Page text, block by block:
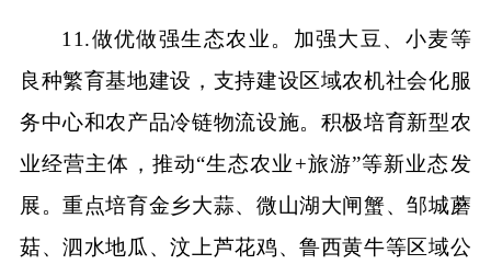
11.做优做强生态农业。加强大豆、小麦等
良种繁育基地建设，支持建设区域农机社会化服
务中心和农产品冷链物流设施。积极培育新型农
业经营主体，推动“生态农业+旅游”等新业态发
展。重点培育金乡大蒜、微山湖大闸蟹、邹城蘑
菇、泗水地瓜、汶上芦花鸡、鲁西黄牛等区域公